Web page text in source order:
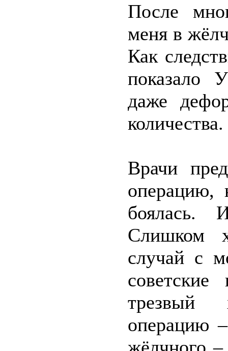
После
меня в
Как
показало
даже
количества.
Врачи
операцию,
боялась.
Слишком
случай с
трезвый
операцию